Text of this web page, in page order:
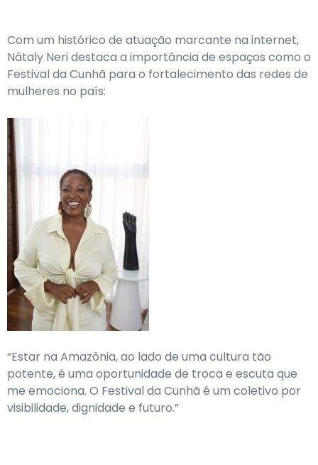
Com um histórico de atuação marcante na internet,
Nátaly Neri destaca a importância de espaços como o
Festival da Cunhã para o fortalecimento das redes de
mulheres no país:
“Estar na Amazônia, ao lado de uma cultura tão
potente, é uma oportunidade de troca e escuta que
me emociona. O Festival da Cunhã é um coletivo por
visibilidade, dignidade e futuro.”